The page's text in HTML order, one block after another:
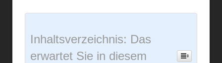
Inhaltsverzeichnis: Das
erwartet Sie in diesem